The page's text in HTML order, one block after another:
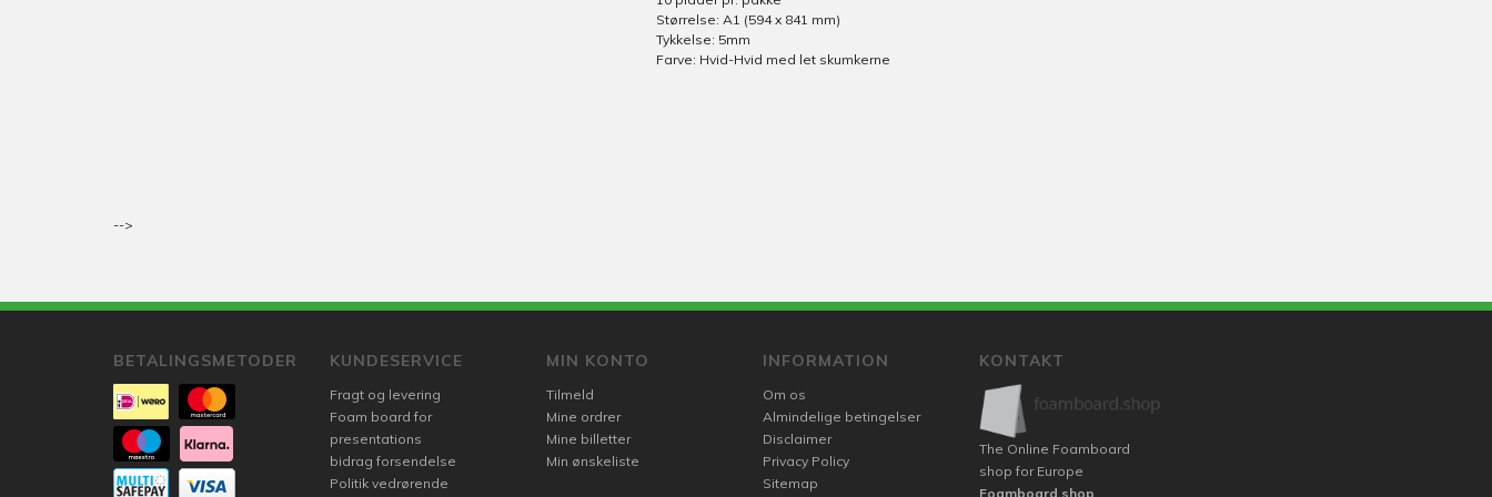
Størrelse: A1 (594 x 841 mm)
Tykkelse: 5mm
Farve: Hvid-Hvid med let skumkerne
-->
BETALINGSMETODER KUNDESERVICE
Fragt og levering
Foam board for
presentations
bidrag forsendelse
Politik vedrørende
MIN KONTO
Tilmeld
Mine ordrer
Mine billetter
Min ønskeliste
INFORMATION
Om os
Almindelige betingelser
Disclaimer
Privacy Policy
Sitemap
KONTAKT
The Online Foamboard
shop for Europe
Foamboard.shop